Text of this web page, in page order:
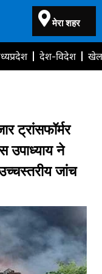
मेरा शहर
देश-विदेश
ट्रांसफॉर्मर
उपाध्याय ने
जांच